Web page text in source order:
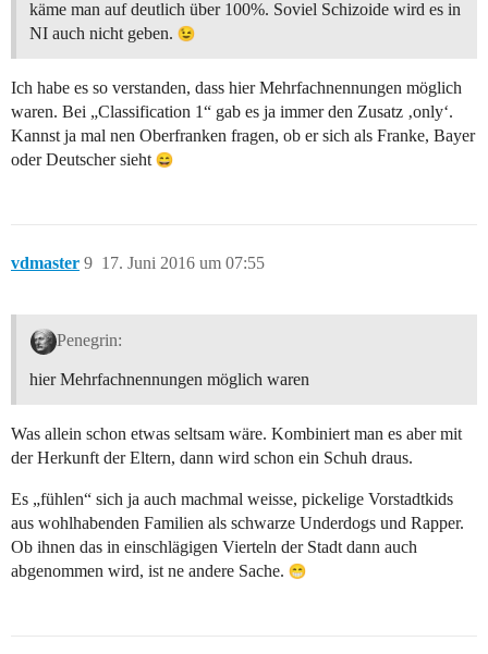
käme man auf deutlich über 100%. Soviel Schizoide wird es in
NI auch nicht geben.
Ich habe es so verstanden, dass hier Mehrfachnennungen möglich
waren. Bei „Classification 1“ gab es ja immer den Zusatz ‚only‘.
Kannst ja mal nen Oberfranken fragen, ob er sich als Franke, Bayer
oder Deutscher sieht
vdmaster 17. Juni 2016 um 07:55
9
Penegrin:
hier Mehrfachnennungen möglich waren
Was allein schon etwas seltsam wäre. Kombiniert man es aber mit
der Herkunft der Eltern, dann wird schon ein Schuh draus.
Es „fühlen“ sich ja auch machmal weisse, pickelige Vorstadtkids
aus wohlhabenden Familien als schwarze Underdogs und Rapper.
Ob ihnen das in einschlägigen Vierteln der Stadt dann auch
abgenommen wird, ist ne andere Sache.